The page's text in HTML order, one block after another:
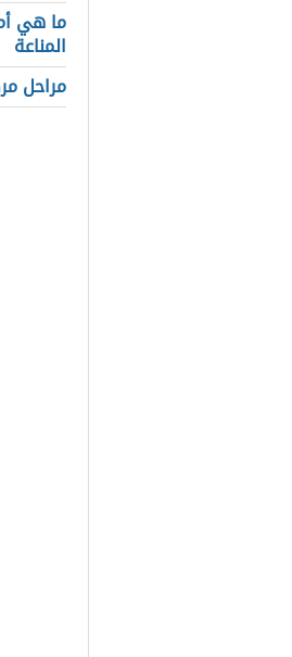
ما هي
المناعة
مراحل